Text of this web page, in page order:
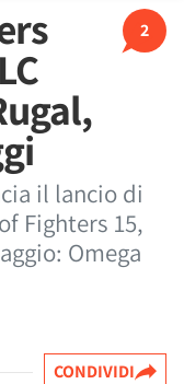
2
il lancio di
Fighters 15,
Omega
CONDIVIDI